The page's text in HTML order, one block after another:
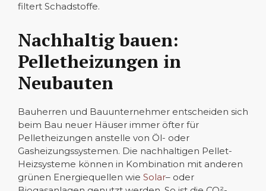
filtert Schadstoffe.
Nachhaltig bauen:
Pelletheizungen in
Neubauten
Bauherren und Bauunternehmer entscheiden sich
beim Bau neuer Häuser immer öfter für
Pelletheizungen anstelle von Öl- oder
Gasheizungssystemen. Die nachhaltigen Pellet-
Heizsysteme können in Kombination mit anderen
grünen Energiequellen wie Solar– oder